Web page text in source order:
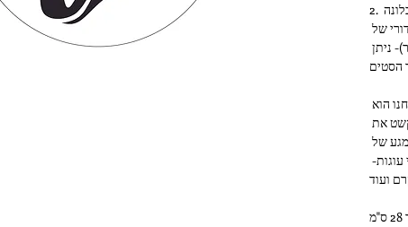
2. ניתן להכניס את השבלונה הזו בסט שכולל שבלונה
הסטים